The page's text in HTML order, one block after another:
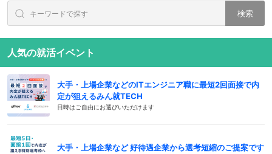
検索
人気の就活イベント
大手・上場企業などのITエンジニア職に最短2回面接で内
定が狙えるみん就TECH
日時はご自由にお選びいただけます
大手・上場企業など 好待遇企業から選考短縮のご提案です